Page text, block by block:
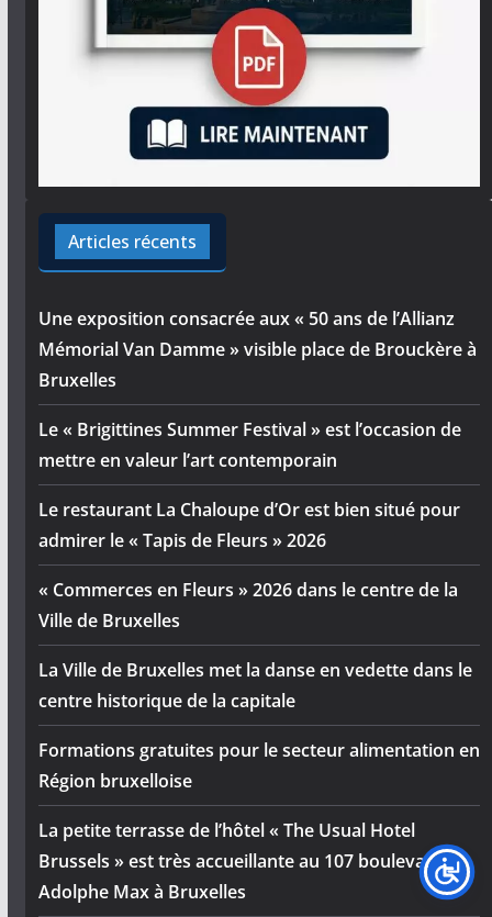
Articles récents
Une exposition consacrée aux « 50 ans de l’Allianz
Mémorial Van Damme » visible place de Brouckère à
Bruxelles
Le « Brigittines Summer Festival » est l’occasion de
mettre en valeur l’art contemporain
Le restaurant La Chaloupe d’Or est bien situé pour
admirer le « Tapis de Fleurs » 2026
« Commerces en Fleurs » 2026 dans le centre de la
Ville de Bruxelles
La Ville de Bruxelles met la danse en vedette dans le
centre historique de la capitale
Formations gratuites pour le secteur alimentation en
Région bruxelloise
La petite terrasse de l’hôtel « The Usual Hotel
Brussels » est très accueillante au 107 boulevard
Adolphe Max à Bruxelles